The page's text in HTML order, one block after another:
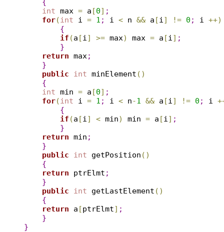
{
int max = a [0] ;
for(int i = 1 ; i < n && a [i] != 0 ; i ++)
{
if (a [i] >= max) max = a [i] ;
}
return max;
}
public
int minElement ( )
{
int min = a [0] ;
for(int i = 1 ; i < n-1 && a [i] != 0 ; i +
{
if (a [i] < min) min = a [i] ;
}
return min ;
}
public
int getPosition ( )
{
return ptrElmt ;
}
public
int getLastElement ( )
{
return a [ptrElmt] ;
}
}